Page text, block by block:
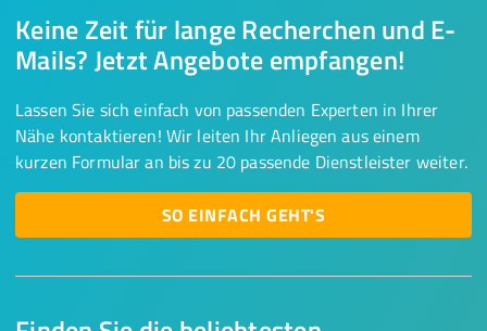
Keine Zeit für lange Recherchen und E-
Mails? Jetzt Angebote empfangen!
Lassen Sie sich einfach von passenden Experten in Ihrer
Nähe kontaktieren! Wir leiten Ihr Anliegen aus einem
kurzen Formular an bis zu 20 passende Dienstleister weiter.
SO EINFACH GEHT'S